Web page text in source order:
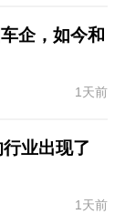
企，如今和
1天前
业出现了
1天前